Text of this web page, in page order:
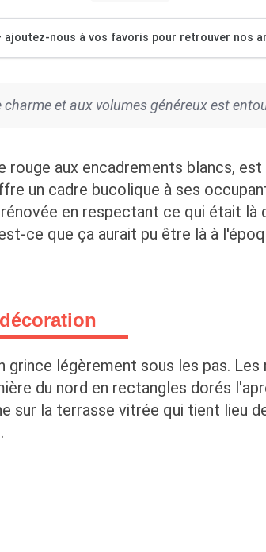
ajoutez-nous à vos favoris pour retrouver nos
et aux volumes généreux est
rouge aux encadrements blancs,
un cadre bucolique à ses
en respectant ce qui était
ce que ça aurait pu être là à
légèrement sous les pas.
du nord en rectangles dorés
sur la terrasse vitrée qui tient lieu